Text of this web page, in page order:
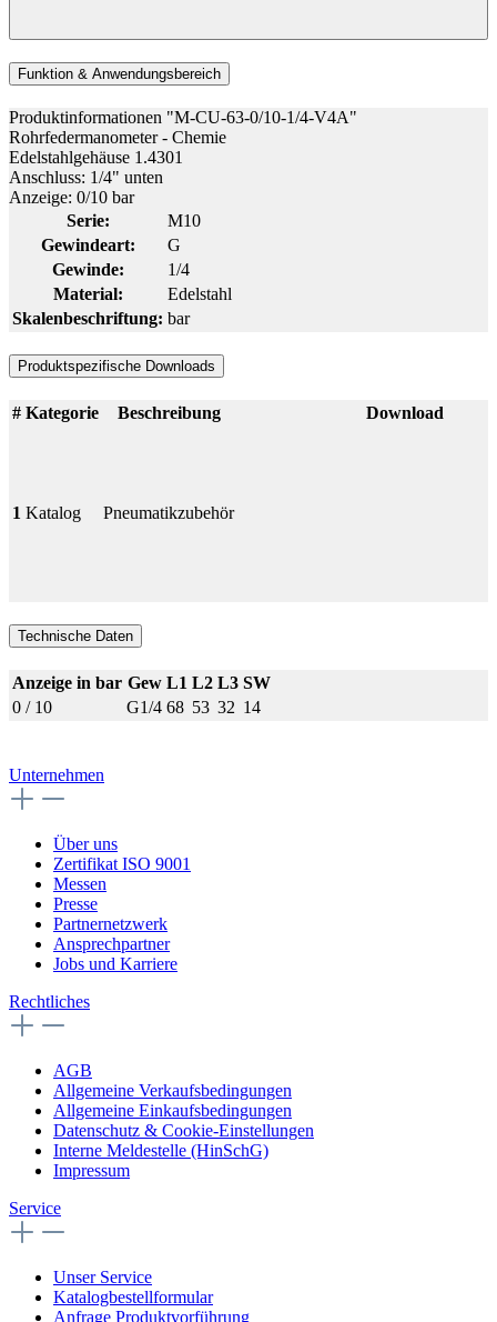
Funktion & Anwendungsbereich
Produktinformationen "M-CU-63-0/10-1/4-V4A"
Rohrfedermanometer - Chemie
Edelstahlgehäuse 1.4301
Anschluss: 1/4" unten
Anzeige: 0/10 bar
Serie:
M10
Gewindeart:
G
Gewinde:
1/4
Material:
Edelstahl
Skalenbeschriftung: bar
Produktspezifische Downloads
# Kategorie Beschreibung Download
1 Katalog Pneumatikzubehör
Technische Daten
Anzeige in bar Gew L1 L2 L3 SW
0 / 10
G1/4 68 53 32 14
Unternehmen
Über uns
Zertifikat ISO 9001
Messen
Presse
Partnernetzwerk
Ansprechpartner
Jobs und Karriere
Rechtliches
AGB
Allgemeine Verkaufsbedingungen
Allgemeine Einkaufsbedingungen
Datenschutz & Cookie-Einstellungen
Interne Meldestelle (HinSchG)
Impressum
Service
Unser Service
Katalogbestellformular
Anfrage Produktvorführung